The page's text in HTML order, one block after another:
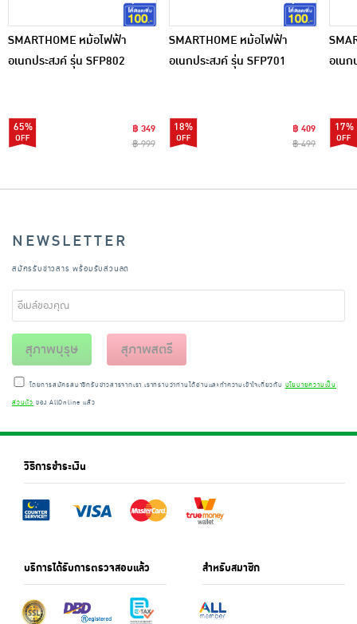
SMARTHOME หม้อไฟฟ้า
อเนกประสงค์ รุ่น SFP802
65%
฿ 349
฿ 999
SMARTHOME หม้อไฟฟ้า
อเนกประสงค์ รุ่น SFP701
18%
฿ 409
฿ 499
อเน
17%
NEWSLETTER
สมัครรับข่าวสาร พร้อมรับส่วนลด
สุภาพบุรุษ สุภาพสตรี
โดยการสมัครสมาชิกรับข่าวสารจากเรา เราทราบว่าท่านได้อ่านและทำความเข้าใจเกี่ยวกับ นโยบายความเป็น
ส่วนตัว ของ AllOnline แล้ว
วิธีการชำระเงิน
บริการได้รับการตรวจสอบแล้ว สำหรับสมาชิก